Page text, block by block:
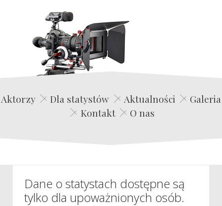
Edwin Film Agencja Aktorska
Aktorzy Dla statystów Aktualności
Galeria
Kontakt
O nas
Dane o statystach dostępne są
tylko dla upoważnionych osób.